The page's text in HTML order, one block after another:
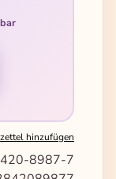
hinzufügen
8987-7